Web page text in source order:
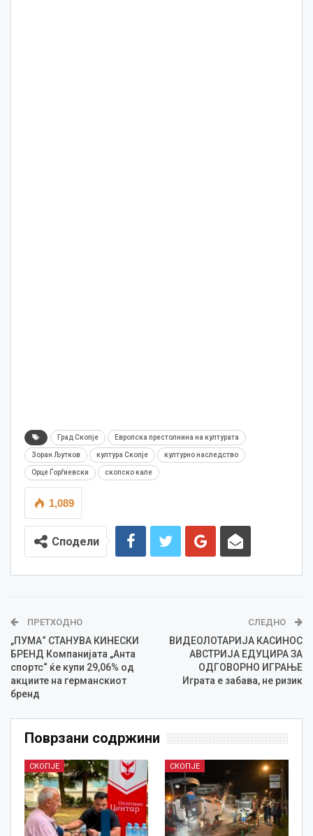
Град Скопје Европска престолнина на културата
Зоран Љутков култура Скопје културно наследство
Орце Ѓорѓиевски скопско кале
1,089
Сподели
ПРЕТХОДНО
„ПУМА“ СТАНУВА КИНЕСКИ
БРЕНД Компанијата „Анта
спортс“ ќе купи 29,06% од
акциите на германскиот
бренд
СЛЕДНО
ВИДЕОЛОТАРИЈА КАСИНОС
АВСТРИЈА ЕДУЦИРА ЗА
ОДГОВОРНО ИГРАЊЕ
Играта е забава, не ризик
Поврзани содржини
СКОПЈЕ СКОПЈЕ